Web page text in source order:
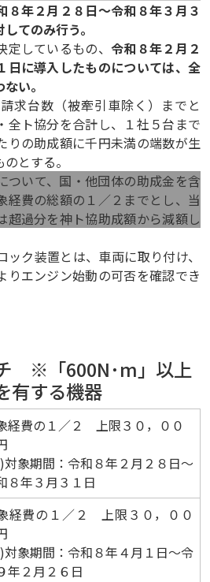
８年２月２８日～令和８年３月３
てのみ行う。
定しているもの、令和８年２月２
日に導入したものについては、全
い。
求台数（被牽引車除く）までと
全ト協分を合計し、１社５台まで
りの助成額に千円未満の端数が生
とする。
いて、国・他団体の助成金を含
経費の総額の１／２までとし、当
超過分を神ト協助成額から減額し
ク装置とは、車両に取り付け、
りエンジン始動の可否を確認でき
※「600N･m」以上
有する機器
経費の１／２ 上限３０，００
対象期間：令和８年２月２８日～
８年３月３１日
経費の１／２ 上限３０，００
対象期間：令和８年４月１日～令
年２月２６ 日